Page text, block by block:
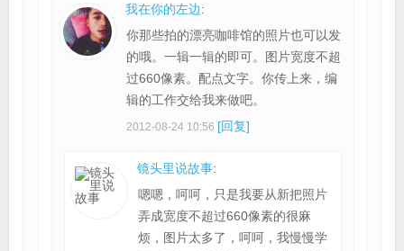
我在你的左边:
你那些拍的漂亮咖啡馆的照片也可以发
的哦。一辑一辑的即可。图片宽度不超
过660像素。配点文字。你传上来，编
辑的工作交给我来做吧。
2012-08-24 10:56 [回复]
镜头里说故事:
嗯嗯，呵呵，只是我要从新把照片
弄成宽度不超过660像素的很麻
烦，图片太多了，呵呵，我慢慢学